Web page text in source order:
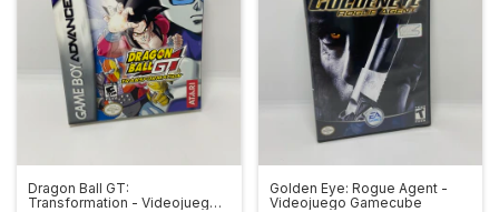
Dragon Ball GT:
Transformation - Videojuego
Golden Eye: Rogue Agent -
Videojuego Gamecube